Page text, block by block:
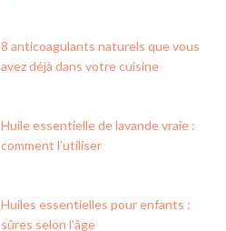
8 anticoagulants naturels que vous
avez déjà dans votre cuisine
Huile essentielle de lavande vraie :
comment l’utiliser
Huiles essentielles pour enfants :
sûres selon l’âge